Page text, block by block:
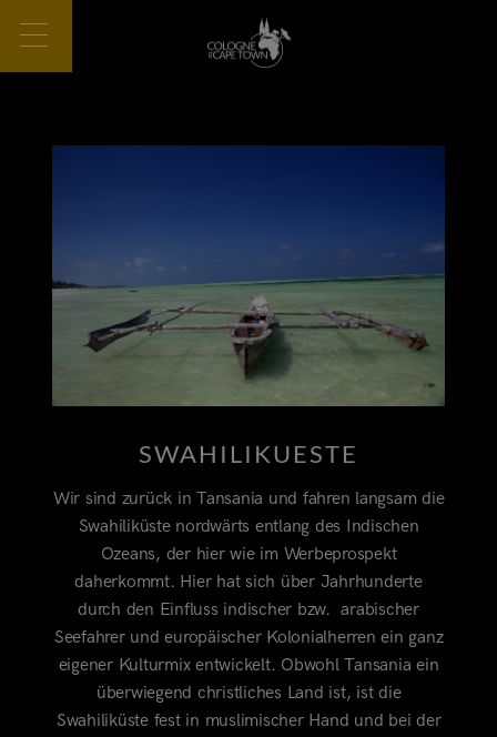
SWAHILIKUESTE
Wir sind zurück in Tansania und fahren langsam die
Swahiliküste nordwärts entlang des Indischen
Ozeans, der hier wie im Werbeprospekt
daherkommt. Hier hat sich über Jahrhunderte
durch den Einfluss indischer bzw. arabischer
Seefahrer und europäischer Kolonialherren ein ganz
eigener Kulturmix entwickelt. Obwohl Tansania ein
überwiegend christliches Land ist, ist die
Swahiliküste fest in muslimischer Hand und bei der